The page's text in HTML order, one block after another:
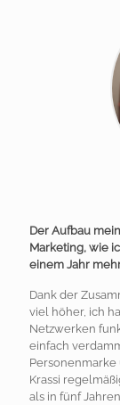
Der Aufbau
Marketing, wie
einem Jahr
Dank der
viel höher, ich
Netzwerken
einfach
Personenmarke
Krassi
als in fünf